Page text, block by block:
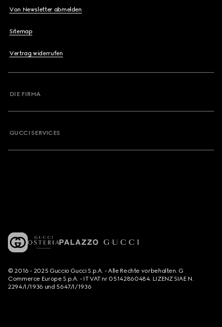
Von Newsletter abmelden
Sitemap
Vertrag widerrufen
DIE FIRMA
GUCCI SERVICES
© 2016 - 2025 Guccio Gucci S.p.A. - Alle Rechte vorbehalten. G
Commerce Europe S.p.A. - IT VAT nr 05142860484. LIZENZ SIAE N.
2294/I/1936 und 5647/I/1936